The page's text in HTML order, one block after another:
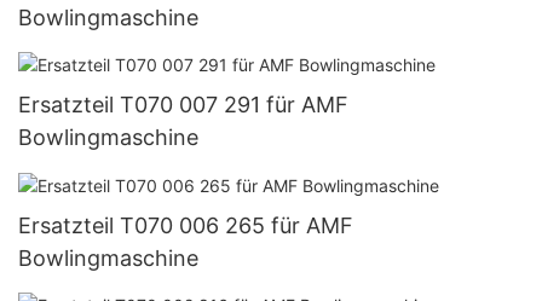
Bowlingmaschine
Ersatzteil T070 007 291 für AMF
Bowlingmaschine
Ersatzteil T070 006 265 für AMF
Bowlingmaschine